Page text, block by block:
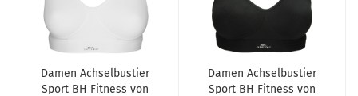
Damen Achselbustier
Sport BH Fitness von
Damen Achselbustier
Sport BH Fitness von